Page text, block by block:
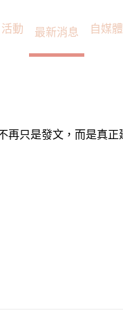
活動 最新消息 自媒
只是發文，而是真正